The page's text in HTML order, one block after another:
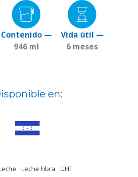
Contenido —
946 ml
Vida útil —
6 meses
en:
Leche Fibra UHT